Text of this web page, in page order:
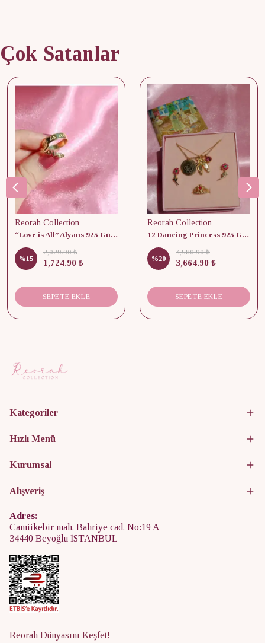
Çok Satanlar
Reorah Collection
“Love is All” Alyans 925 Gümüş - Medium Beden
%15
2,029.90 ₺
1,724.90 ₺
SEPETE EKLE
Reorah Collection
12 Dancing Princess 925 Gümüş/ Kolye, Küpe ve Yüzük Set
%20
4,580.90 ₺
3,664.90 ₺
SEPETE EKLE
Kategoriler
Hızlı Menü
Kurumsal
Alışveriş
Adres:
Camiikebir mah. Bahriye cad. No:19 A
34440 Beyoğlu İSTANBUL
Reorah Dünyasını Keşfet!